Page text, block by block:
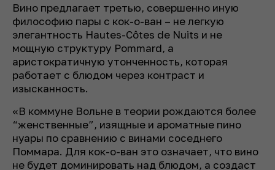
Вино предлагает третью, совершенно иную
философию пары с кок-о-ван – не легкую
элегантность Hautes-Côtes de Nuits и не
мощную структуру Pommard, а
аристократичную утонченность, которая
работает с блюдом через контраст и
изысканность.
«В коммуне Вольне в теории рождаются более
“женственные”, изящные и ароматные пино
нуары по сравнению с винами соседнего
Поммара. Для кок-о-ван это означает, что вино
не будет доминировать над блюдом, а создаст